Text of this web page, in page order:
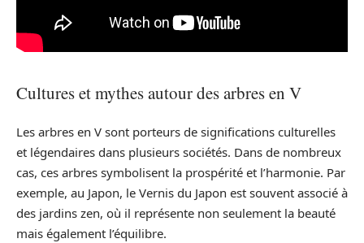
Cultures et mythes autour des arbres en V
Les arbres en V sont porteurs de significations culturelles
et légendaires dans plusieurs sociétés. Dans de nombreux
cas, ces arbres symbolisent la prospérité et l’harmonie. Par
exemple, au Japon, le Vernis du Japon est souvent associé à
des jardins zen, où il représente non seulement la beauté
mais également l’équilibre.